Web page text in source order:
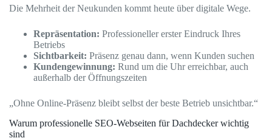
Die Mehrheit der Neukunden kommt heute über digitale Wege.
Repräsentation: Professioneller erster Eindruck Ihres
Betriebs
Sichtbarkeit: Präsenz genau dann, wenn Kunden suchen
Kundengewinnung: Rund um die Uhr erreichbar, auch
außerhalb der Öffnungszeiten
„Ohne Online-Präsenz bleibt selbst der beste Betrieb unsichtbar.“
Warum professionelle SEO-Webseiten für Dachdecker wichtig
sind